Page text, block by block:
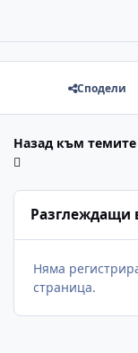
Сподели
Назад към
Разглеждащи
Няма
страница.